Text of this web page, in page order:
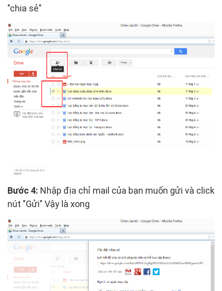
"chia sẻ"
Bước 4: Nhập địa chỉ mail của bạn muốn gửi và click
nút "Gửi" Vậy là xong